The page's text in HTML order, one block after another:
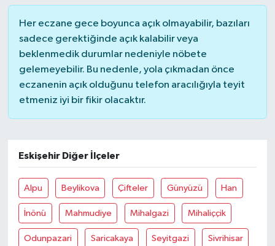
Her eczane gece boyunca açık olmayabilir, bazıları
sadece gerektiğinde açık kalabilir veya
beklenmedik durumlar nedeniyle nöbete
gelemeyebilir. Bu nedenle, yola çıkmadan önce
eczanenin açık olduğunu telefon aracılığıyla teyit
etmeniz iyi bir fikir olacaktır.
Eskişehir Diğer İlçeler
Alpu Beylikova Çifteler Günyüzü Han
İnönü Mahmudiye Mihalgazi Mihaliççik
Odunpazari Saricakaya Seyitgazi Sivrihisar